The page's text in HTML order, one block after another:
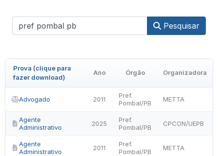
Pesquisar
Prova (clique para
fazer download)
Ano Órgão Organizadora
Advogado 2011
Pref.
Pombal/PB
METTA
Agente
Administrativo
2025
Pref.
Pombal/PB
CPCON/UEPB
Agente
Administrativo
2011
Pref.
Pombal/PB
METTA